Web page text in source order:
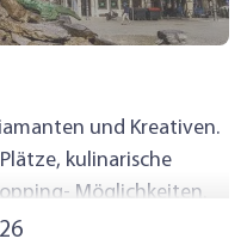
und Kreativen.
kulinarische
Möglichkeiten.
Charme mit